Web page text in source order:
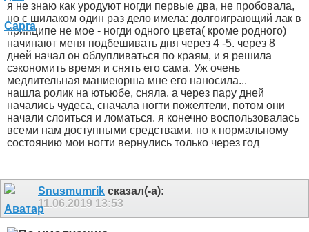
я не знаю как уродуют ногди первые два, не пробовала,
но с шилаком один раз дело имела: долгоиграющий лак в
принципе не мое - ногди одного цвета( кроме родного)
начинают меня подбешивать дня через 4 -5. через 8
дней начал он облупливаться по краям, и я решила
сэкономить время и снять его сама. Уж очень
медлительная маниеюрша мне его наносила...
нашла ролик на ютьюбе, сняла. а через пару дней
начались чудеса, сначала ногти пожелтели, потом они
начали слоиться и ломаться. я конечно воспользовалась
всеми нам доступными средствами. но к нормальному
состоянию мои ногти вернулись только через год
Snusmumrik сказал(-а):
11.06.2019 13:53